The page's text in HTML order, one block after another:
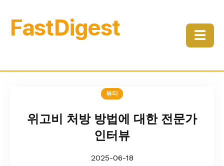
FastDigest ☰
뷰티
위고비 처방 방법에 대한 전문가
인터뷰
2025-06-18